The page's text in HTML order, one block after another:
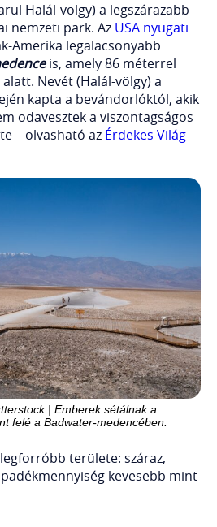
Halál-völgy) a legszárazabb
nemzeti park. Az USA nyugati
Amerika legalacsonyabb
is, amely 86 méterrel
Nevét (Halál-völgy) a
kapta a bevándorlóktól, akik
odavesztek a viszontagságos
– olvasható az Érdekes Világ
| Emberek sétálnak a
felé a Badwater-medencében.
területe: száraz,
kevesebb mint